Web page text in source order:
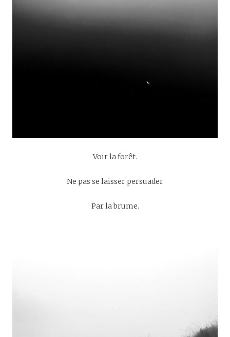
Voir la forêt.
Ne pas se laisser persuader
Par la brume.